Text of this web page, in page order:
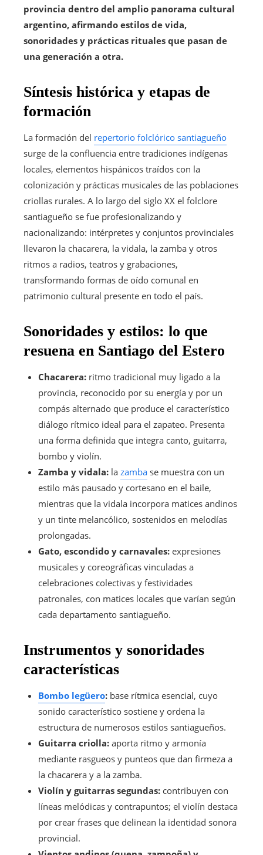
provincia dentro del amplio panorama cultural
argentino, afirmando estilos de vida,
sonoridades y prácticas rituales que pasan de
una generación a otra.
Síntesis histórica y etapas de
formación
La formación del repertorio folclórico santiagueño
surge de la confluencia entre tradiciones indígenas
locales, elementos hispánicos traídos con la
colonización y prácticas musicales de las poblaciones
criollas rurales. A lo largo del siglo XX el folclore
santiagueño se fue profesionalizando y
nacionalizando: intérpretes y conjuntos provinciales
llevaron la chacarera, la vidala, la zamba y otros
ritmos a radios, teatros y grabaciones,
transformando formas de oído comunal en
patrimonio cultural presente en todo el país.
Sonoridades y estilos: lo que
resuena en Santiago del Estero
Chacarera: ritmo tradicional muy ligado a la
provincia, reconocido por su energía y por un
compás alternado que produce el característico
diálogo rítmico ideal para el zapateo. Presenta
una forma definida que integra canto, guitarra,
bombo y violín.
Zamba y vidala: la zamba se muestra con un
estilo más pausado y cortesano en el baile,
mientras que la vidala incorpora matices andinos
y un tinte melancólico, sostenidos en melodías
prolongadas.
Gato, escondido y carnavales: expresiones
musicales y coreográficas vinculadas a
celebraciones colectivas y festividades
patronales, con matices locales que varían según
cada departamento santiagueño.
Instrumentos y sonoridades
características
Bombo legüero: base rítmica esencial, cuyo
sonido característico sostiene y ordena la
estructura de numerosos estilos santiagueños.
Guitarra criolla: aporta ritmo y armonía
mediante rasgueos y punteos que dan firmeza a
la chacarera y a la zamba.
Violín y guitarras segundas: contribuyen con
líneas melódicas y contrapuntos; el violín destaca
por crear frases que delinean la identidad sonora
provincial.